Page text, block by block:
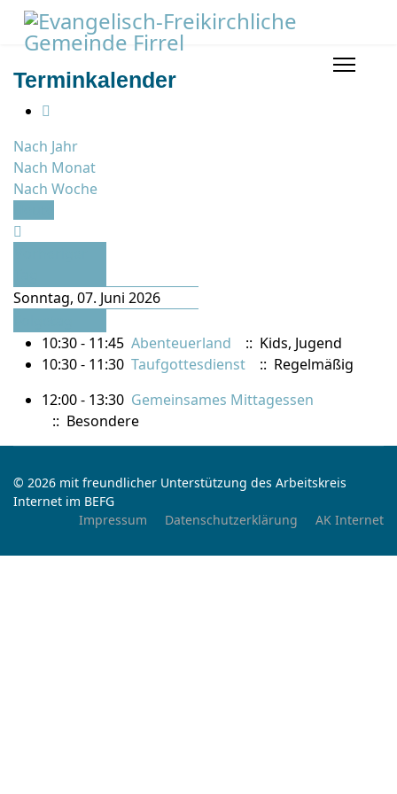
Terminkalender
Nach Jahr
Nach Monat
Nach Woche
Sonntag, 07. Juni 2026
10:30 - 11:45 Abenteuerland
:: Kids, Jugend
10:30 - 11:30 Taufgottesdienst
:: Regelmäßig
12:00 - 13:30 Gemeinsames Mittagessen
:: Besondere
© 2026 mit freundlicher Unterstützung des Arbeitskreis
Internet im BEFG
Impressum
Datenschutzerklärung AK Internet